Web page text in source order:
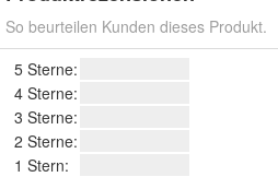
So beurteilen Kunden dieses Produkt.
5 Sterne:
4 Sterne:
3 Sterne:
2 Sterne:
1 Stern: